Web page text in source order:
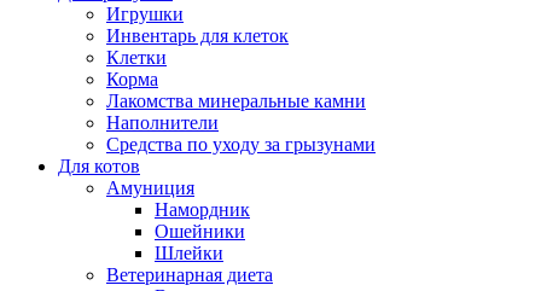
Игрушки
Инвентарь для клеток
Клетки
Корма
Лакомства минеральные камни
Наполнители
Средства по уходу за грызунами
Для котов
Амуниция
Намордник
Ошейники
Шлейки
Ветеринарная диета